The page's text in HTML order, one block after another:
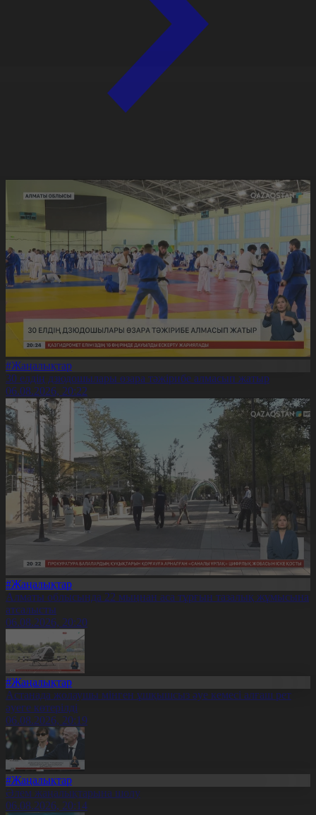
#Жаңалықтар
30 елдің дзюдошылары өзара тәжірибе алмасып жатыр
06.08.2026, 20:22
#Жаңалықтар
Алматы облысында 22 мыңнан аса тұрғын тазалық жұмысына
атсалысты
06.08.2026, 20:20
#Жаңалықтар
Астанада жолаушы мінген ұшқышсыз әуе кемесі алғаш рет
әуеге көтерілді
06.08.2026, 20:19
#Жаңалықтар
Әлем жаңалықтарына шолу
06.08.2026, 20:14